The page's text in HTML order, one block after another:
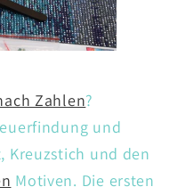
Zahlen?
und
Kreuzstich und den
Motiven. Die ersten